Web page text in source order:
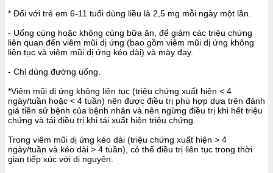
* Đối với trẻ em 6-11 tuổi dùng liều là 2,5 mg mỗi ngày một lần.
- Uống cùng hoặc không cùng bữa ăn, để giảm các triệu chứng
liên quan đến viêm mũi dị ứng (bao gồm viêm mũi dị ứng không
liên tục và viêm mũi dị ứng kéo dài) và mày đay.
- Chỉ dùng đường uống.
*Viêm mũi dị ứng không liên tục (triệu chứng xuất hiện < 4
ngày/tuần hoặc < 4 tuần) nên được điều trị phù hợp dựa trên đánh
giá tiền sử bệnh của bệnh nhân và nên ngừng điều trị khi hết triệu
chứng và tái điều trị khi tái xuất hiện triệu chứng.
Trong viêm mũi dị ứng kéo dài (triệu chứng xuất hiện > 4
ngày/tuần và kéo dài > 4 tuần), có thể điều trị liên tục trong thời
gian tiếp xúc với dị nguyên.